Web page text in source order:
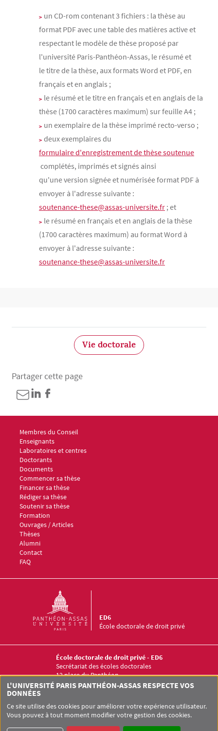
un CD-rom contenant 3 fichiers : la thèse au
format PDF avec une table des matières active et
respectant le modèle de thèse proposé par
l'université Paris-Panthéon-Assas, le résumé et
le titre de la thèse, aux formats Word et PDF, en
français et en anglais ;
le résumé et letitre en français et en anglais de la
thèse (1700 caractères maximum) sur feuille A4 ;
un exemplaire de la thèse imprimé recto-verso ;
deux exemplaires du
formulaire d'enregistrement de thèse soutenue
complétés, imprimés et signés ainsi
qu'une version signée et numérisée format PDF à
envoyer à l'adresse suivante :
soutenance-these@assas-universite.fr ; et
le résumé en français et en anglais de la thèse
(1700 caractères maximum) au format Word à
envoyer à l'adresse suivante :
soutenance-these@assas-universite.fr
Vie doctorale
Partager cette page
Menu footer ED6 1
Membres du Conseil
Enseignants
Laboratoires et centres
Doctorants
Documents
Menu footer ED6 2
Commencer sa thèse
Financer sa thèse
Rédiger sa thèse
Soutenir sa thèse
Formation
Menu footer ED6 3
Ouvrages / Articles
Thèses
Alumni
Contact
FAQ
École doctorale de droit privé
ED6
École doctorale de droit privé - ED6
Secrétariat des écoles doctorales
12 place du Panthéon
75005 PARIS
UNIVERSITÉ PARIS-PANTHÉON-ASSAS SITEMAP GLOSSAIRE
L'UNIVERSITÉ PARIS PANTHÉON-ASSAS RESPECTE VOS
DONNÉES
Ce site utilise des cookies pour améliorer votre expérience utilisateur.
Vous pouvez à tout moment modifier votre gestion des cookies.